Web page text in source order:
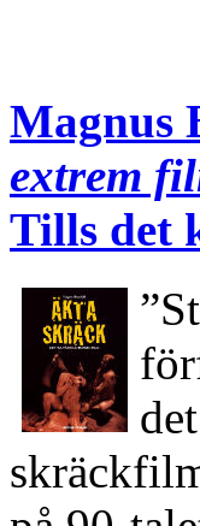
Magnus
extrem
Tills det